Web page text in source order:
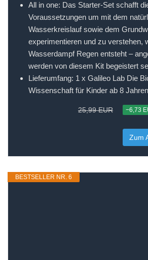
All in one: Das Starter-Set schafft
Voraussetzungen um mit dem
Wasserkreislauf sowie dem
experimentieren und zu verstehen,
Wasserdampf Regen entsteht –
werden von diesem Kit begeistert
Lieferumfang: 1 x Galileo Lab Die
Wissenschaft für Kinder ab 8
25,99 EUR −6,73
Zum
BESTSELLER NR. 6